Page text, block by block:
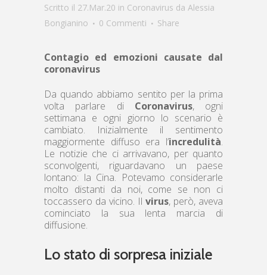
Scritto il 27.Mar.20 in Coronavirus da Alessia
Bongianino
0 Commenti Share
Contagio ed emozioni causate dal
coronavirus
Da quando abbiamo sentito per la prima
volta parlare di Coronavirus, ogni
settimana e ogni giorno lo scenario è
cambiato. Inizialmente il sentimento
maggiormente diffuso era l’incredulità.
Le notizie che ci arrivavano, per quanto
sconvolgenti, riguardavano un paese
lontano: la Cina. Potevamo considerarle
molto distanti da noi, come se non ci
toccassero da vicino. Il virus, però, aveva
cominciato la sua lenta marcia di
diffusione.
Lo stato di sorpresa iniziale